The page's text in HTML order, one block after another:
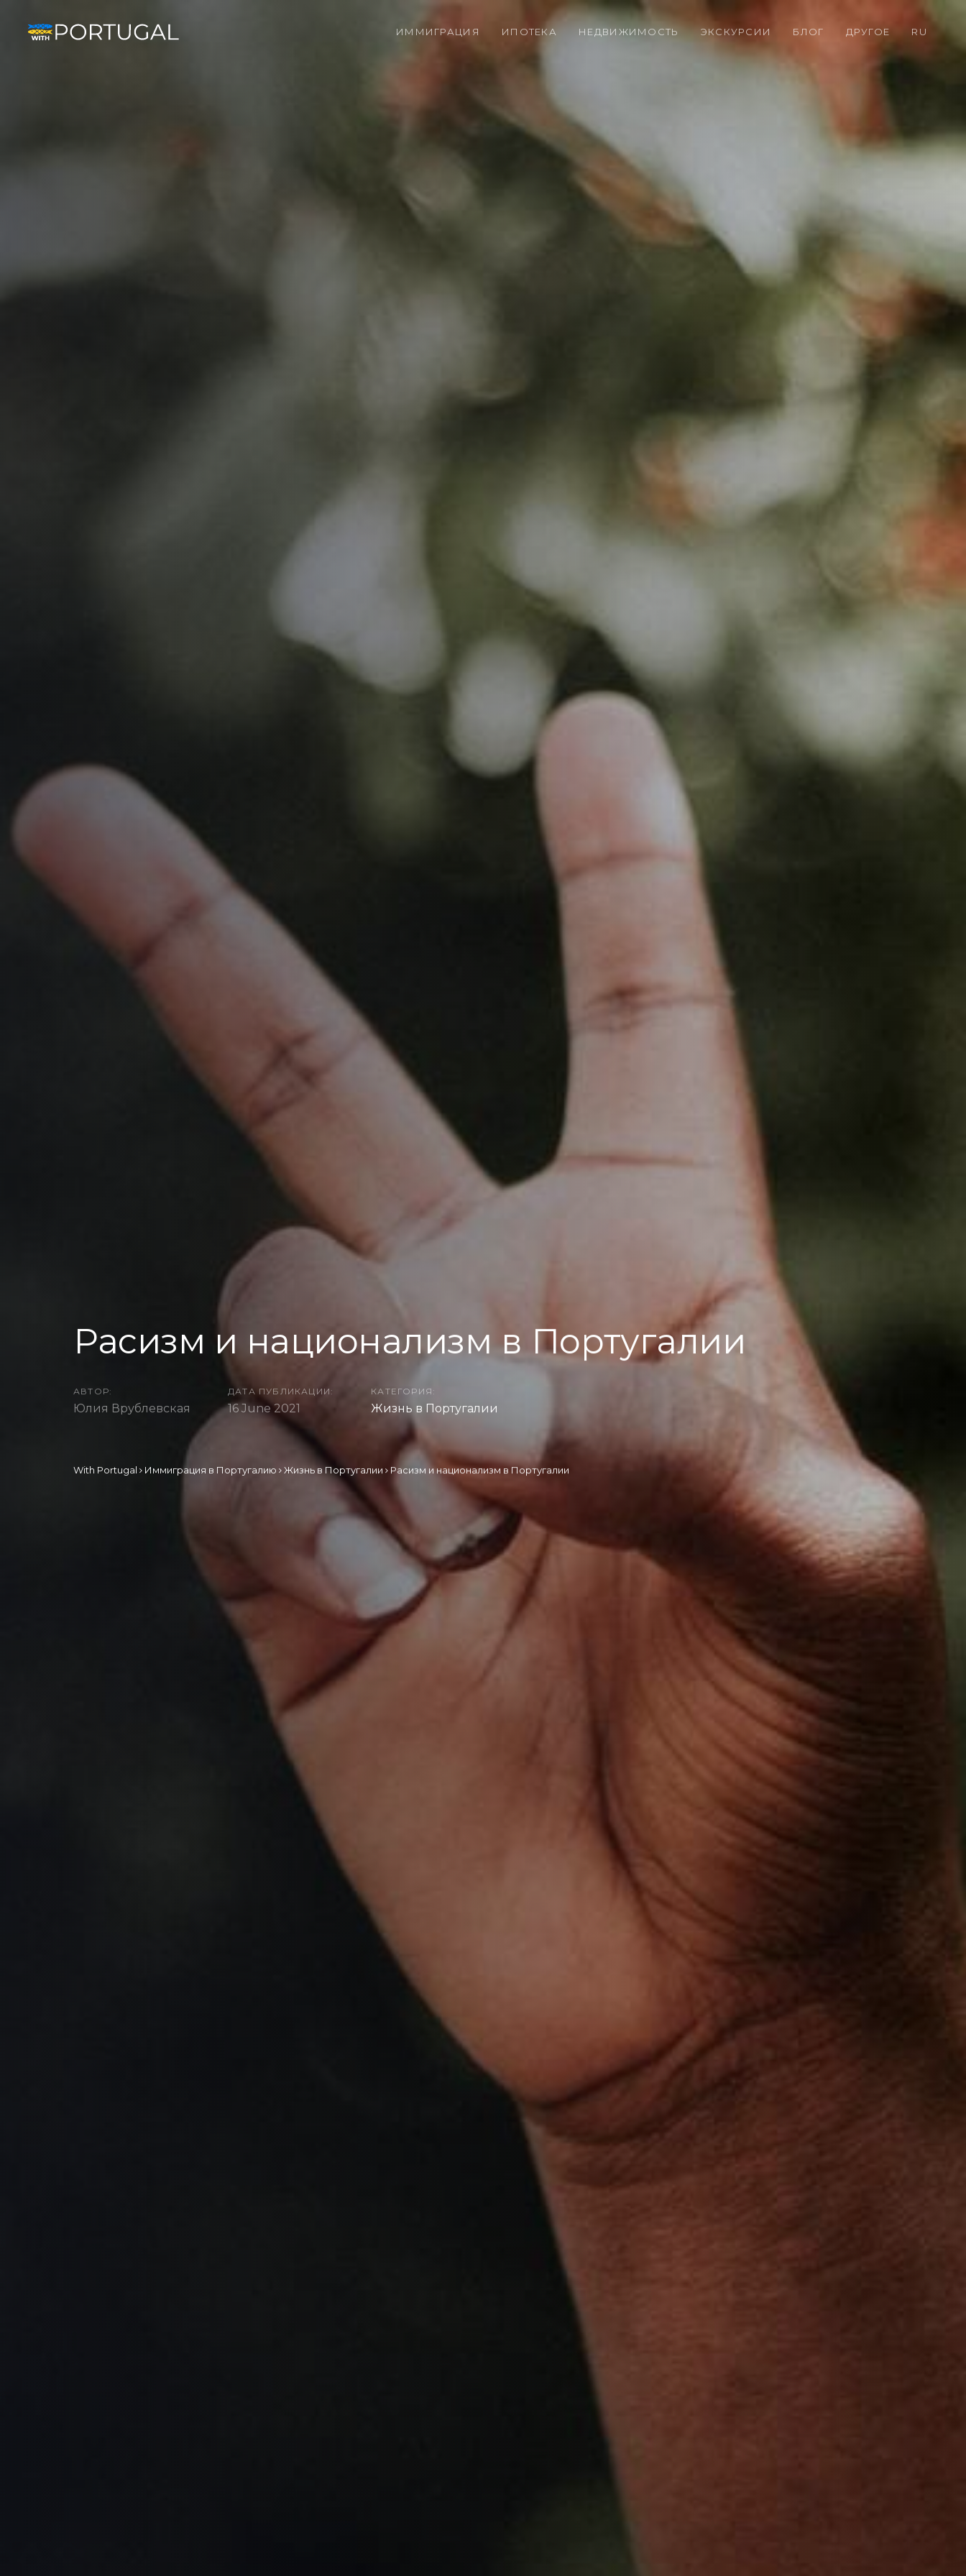
ИММИГРАЦИЯ ИПОТЕКА НЕДВИЖИМОСТЬ ЭКСКУРСИИ БЛОГ ДРУГОЕ RU
Расизм и национализм в Португалии
АВТОР:
Юлия Врублевская
ДАТА ПУБЛИКАЦИИ:
16 June 2021
КАТЕГОРИЯ:
Жизнь в Португалии
With Portugal Иммиграция в Португалию Жизнь в Португалии Расизм и национализм в Португалии